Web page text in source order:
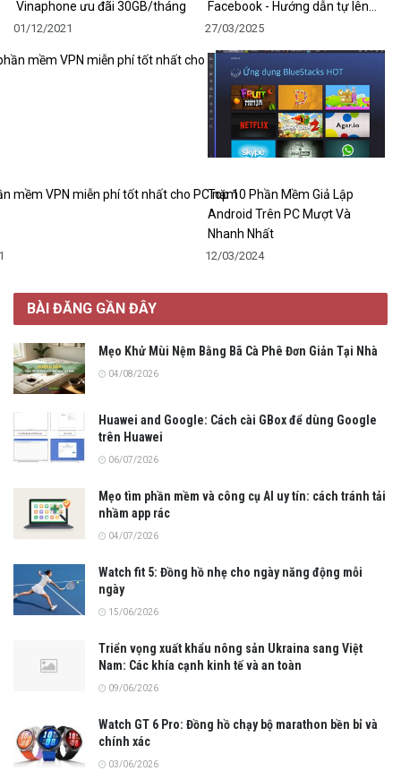
Vinaphone ưu đãi 30GB/tháng
01/12/2021
Facebook - Hướng dẫn tự lên…
27/03/2025
mềm VPN miễn phí tốt nhất cho PC nămTop 10 Phần Mềm Giả Lập
Android Trên PC Mượt Và
Nhanh Nhất
12/03/2024
BÀI ĐĂNG GẦN ĐÂY
Mẹo Khử Mùi Nệm Bằng Bã Cà Phê Đơn Giản Tại Nhà
04/08/2026
Huawei and Google: Cách cài GBox để dùng Google
trên Huawei
06/07/2026
Mẹo tìm phần mềm và công cụ AI uy tín: cách tránh tải
nhầm app rác
04/07/2026
Watch fit 5: Đồng hồ nhẹ cho ngày năng động mỗi
ngày
15/06/2026
Triển vọng xuất khẩu nông sản Ukraina sang Việt
Nam: Các khía cạnh kinh tế và an toàn
09/06/2026
Watch GT 6 Pro: Đồng hồ chạy bộ marathon bền bỉ và
chính xác
03/06/2026